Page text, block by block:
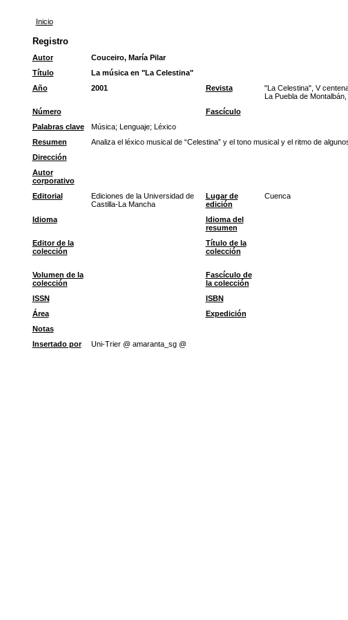
Inicio
Registro
Autor
Couceiro, María Pilar
Título
La música en "La Celestina"
Año
2001 Revista
"La Celestina", V
La Puebla de
Número Fascículo
Palabras clave
Música; Lenguaje; Léxico
Resumen
Analiza el léxico musical de “Celestina” y el tono musical y el ritmo de
Dirección
Autor
corporativo
Editorial
Ediciones de la Universidad de
Castilla-La Mancha
Lugar de
edición
Cuenca
Idioma
Idioma del
resumen
Editor de la
colección
Título de la
colección
Volumen de la
colección
Fascículo de
la colección
ISSN ISBN
Área
Expedición
Notas
Insertado por
Uni-Trier @ amaranta_sg @